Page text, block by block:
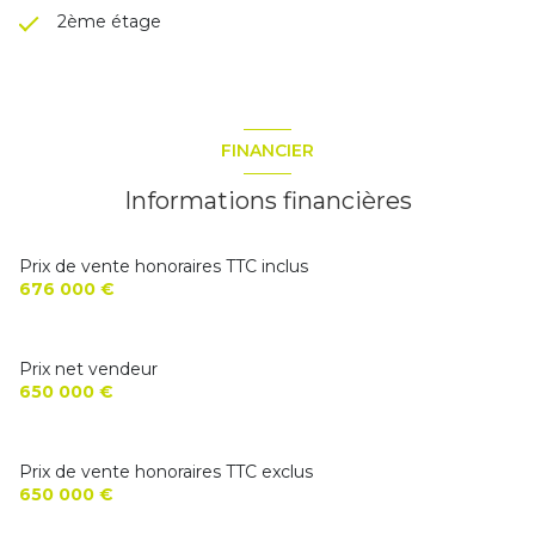
2ème étage
FINANCIER
Informations financières
Prix de vente honoraires TTC inclus
676 000 €
Prix net vendeur
650 000 €
Prix de vente honoraires TTC exclus
650 000 €